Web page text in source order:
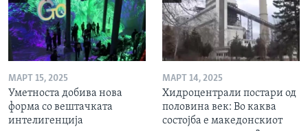
МАРТ 15, 2025
Уметноста добива нова
форма со вештачката
интелигенција
МАРТ 14, 2025
Хидроцентрали постари од
половина век: Во каква
состојба е македонскиот